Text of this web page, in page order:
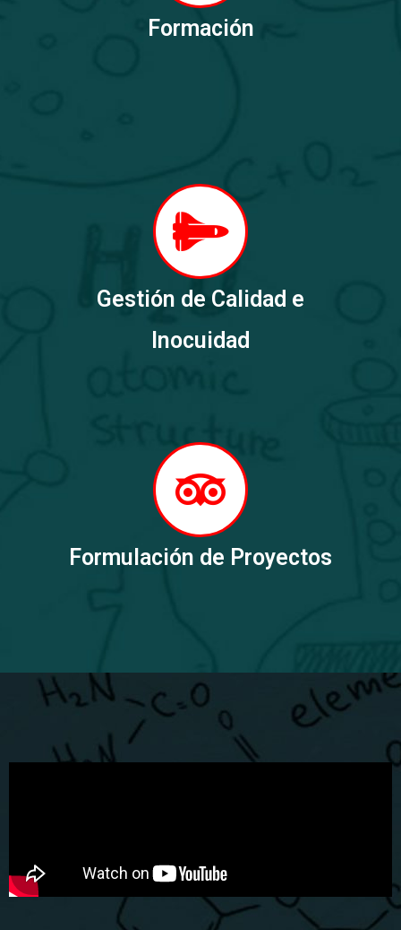
Formación
Gestión de Calidad e
Inocuidad
Formulación de Proyectos